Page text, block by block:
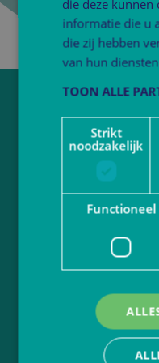
Vragen over
Neem contact op via
Bekijk actuele vacatures
die deze
informatie die u
die zij hebben
van hun
TOON ALLE
Strikt
noodzakelijk
Functioneel